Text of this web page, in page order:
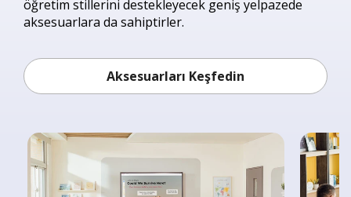
öğretim stillerini destekleyecek geniş yelpazede
aksesuarlara da sahiptirler.
Aksesuarları Keşfedin